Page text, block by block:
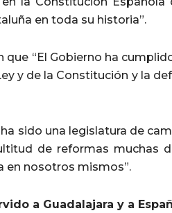
en toda su historia”.
“El Gobierno ha
y de la Constitución y la
sido una legislatura de
de reformas muchas
en nosotros mismos”.
a Guadalajara y a